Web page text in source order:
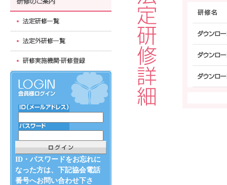
ID・パスワードをお忘れに
なった方は、下記協会電話
番号へお問い合わせ下さ